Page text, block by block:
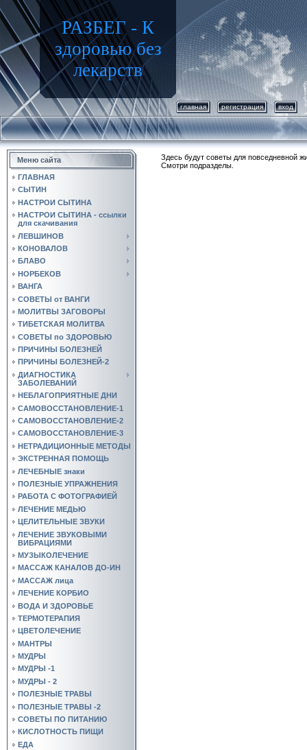
РАЗБЕГ - К
здоровью без
лекарств
главная регистрация вход
Меню сайта
ГЛАВНАЯ
СЫТИН
НАСТРОИ СЫТИНА
НАСТРОИ СЫТИНА - ссылки
для скачивания
ЛЕВШИНОВ
КОНОВАЛОВ
БЛАВО
НОРБЕКОВ
ВАНГА
СОВЕТЫ от ВАНГИ
МОЛИТВЫ ЗАГОВОРЫ
ТИБЕТСКАЯ МОЛИТВА
СОВЕТЫ по ЗДОРОВЬЮ
ПРИЧИНЫ БОЛЕЗНЕЙ
ПРИЧИНЫ БОЛЕЗНЕЙ-2
ДИАГНОСТИКА
ЗАБОЛЕВАНИЙ
НЕБЛАГОПРИЯТНЫЕ ДНИ
САМОВОССТАНОВЛЕНИЕ-1
САМОВОССТАНОВЛЕНИЕ-2
САМОВОССТАНОВЛЕНИЕ-3
НЕТРАДИЦИОННЫЕ МЕТОДЫ
ЭКСТРЕННАЯ ПОМОЩЬ
ЛЕЧЕБНЫЕ знаки
ПОЛЕЗНЫЕ УПРАЖНЕНИЯ
РАБОТА С ФОТОГРАФИЕЙ
ЛЕЧЕНИЕ МЕДЬЮ
ЦЕЛИТЕЛЬНЫЕ ЗВУКИ
ЛЕЧЕНИЕ ЗВУКОВЫМИ
ВИБРАЦИЯМИ
МУЗЫКОЛЕЧЕНИЕ
МАССАЖ КАНАЛОВ ДО-ИН
МАССАЖ лица
ЛЕЧЕНИЕ КОРБИО
ВОДА И ЗДОРОВЬЕ
ТЕРМОТЕРАПИЯ
ЦВЕТОЛЕЧЕНИЕ
МАНТРЫ
МУДРЫ
МУДРЫ -1
МУДРЫ - 2
ПОЛЕЗНЫЕ ТРАВЫ
ПОЛЕЗНЫЕ ТРАВЫ -2
СОВЕТЫ ПО ПИТАНИЮ
КИСЛОТНОСТЬ ПИЩИ
ЕДА
Здесь будут советы для повседневной
Смотри подразделы.